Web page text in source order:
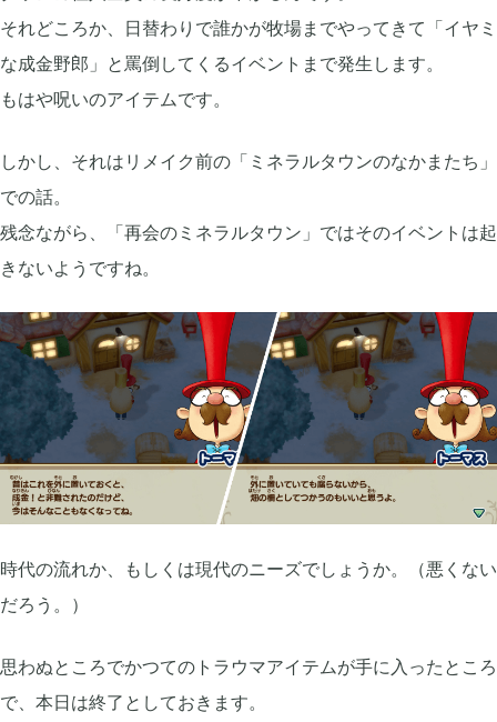
それどころか、日替わりで誰かが牧場までやってきて「イヤミ
な成金野郎」と罵倒してくるイベントまで発生します。
もはや呪いのアイテムです。
しかし、それはリメイク前の「ミネラルタウンのなかまたち」
での話。
残念ながら、「再会のミネラルタウン」ではそのイベントは起
きないようですね。
時代の流れか、もしくは現代のニーズでしょうか。（悪くない
だろう。）
思わぬところでかつてのトラウマアイテムが手に入ったところ
で、本日は終了としておきます。